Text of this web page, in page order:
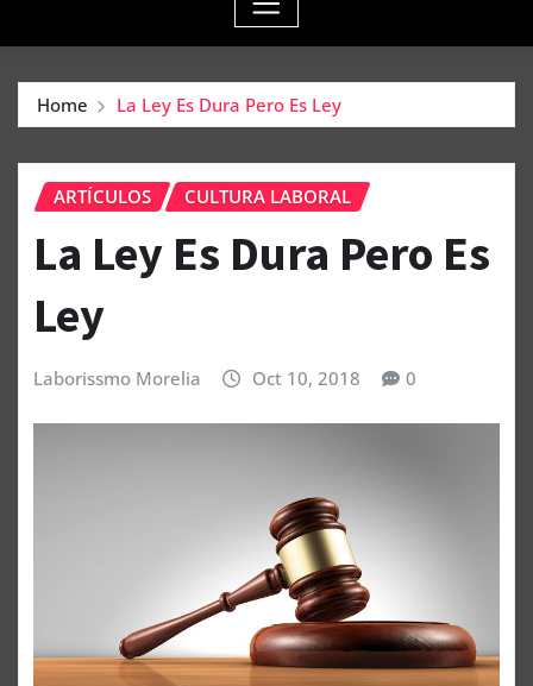
Home La Ley Es Dura Pero Es Ley
ARTÍCULOS CULTURA LABORAL
La Ley Es Dura Pero Es
Ley
Laborissmo Morelia Oct 10, 2018 0